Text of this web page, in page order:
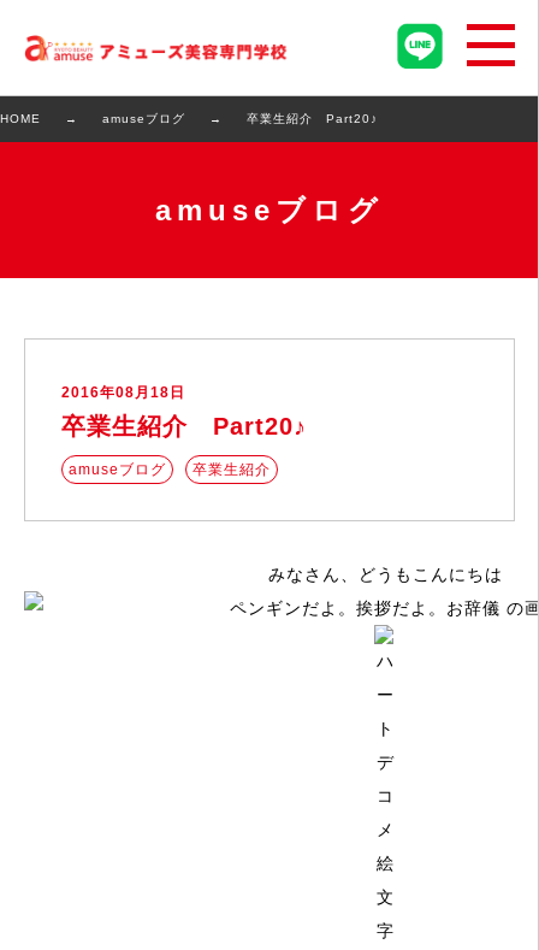
HOME amuseブログ 卒業生紹介 Part20♪
amuseブログ
2016年08月18日
卒業生紹介 Part20♪
amuseブログ 卒業生紹介
みなさん、どうもこんにちは